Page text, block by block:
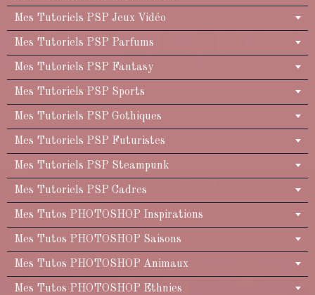
Mes Tutoriels PSP Jeux Vidéo
Mes Tutoriels PSP Parfums
Mes Tutoriels PSP Fantasy
Mes Tutoriels PSP Sports
Mes Tutoriels PSP Gothiques
Mes Tutoriels PSP Futuristes
Mes Tutoriels PSP Steampunk
Mes Tutoriels PSP Cadres
Mes Tutos PHOTOSHOP Inspirations
Mes Tutos PHOTOSHOP Saisons
Mes Tutos PHOTOSHOP Animaux
Mes Tutos PHOTOSHOP Ethnies